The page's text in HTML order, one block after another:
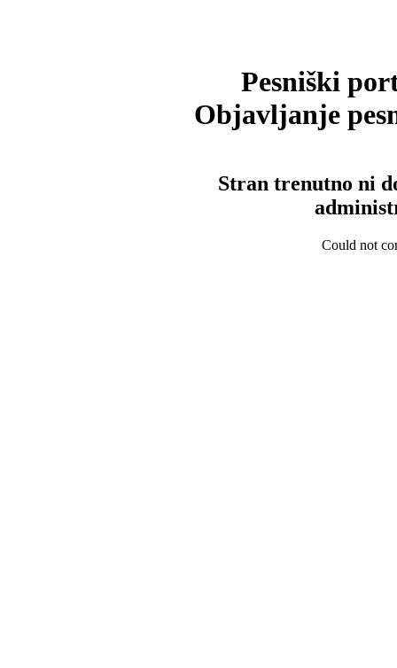
Pesniški
Objavljanje
Stran trenutno ni
Could not